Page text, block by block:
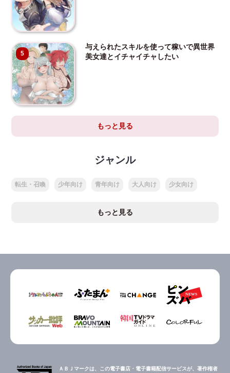
5
与えられたスキルを使って稼いで異世界
美女達とイチャイチャしたい
もっと見る
ジャンル
転生・召喚 少年向け 青年向け 大人向け 少女向け
もっと見る
ＡＢＪマークは、この電子書店・電子書籍配信サービスが、著作権者